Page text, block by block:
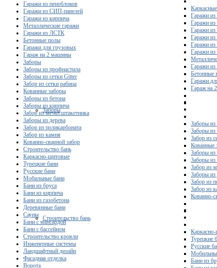
Гаражи из
Гаражи из
Гаражи из
Гаражи из
Гаражи
Гаражи из
Гаражи
Бетонные
Гаражи
Гараж на
Заборы
Заборы из
Заборы из
Забор из
Кованные
Заборы из
Заборы из
Забор из
Заборы из
Забор из
Забор из
Кованно-
Строительство бань
Турецкие
Русские
Бани из
Гаражи из пеноблоков
Гаражи из СИП-панелей
Гаражи из кирпича
Металлические гаражи
Гаражи из ЛСТК
Бетонные полы
Гаражи для грузовых
Гараж на 2 машины
Заборы
Заборы из профнастила
Заборы из сетки Gitter
Забор из сетки рабица
Кованные заборы
Заборы из бетона
Заборы из кирпича
Забор из метал.штакетника
Заборы из дерева
Забор из поликарбоната
Забор из камня
Кованно-сварной забор
Строительство бань
Каркасно-щитовые
Турецкие бани
Русские бани
Мобильные бани
Бани из бруса
Бани из кирпича
Бани из газобетона
Деревянные бани
Сауны
Бани с мансардой
Бани с бассейном
Строительство кровли
Инженерные системы
Ландшафтный дизайн
Фасадная отделка
Ворота